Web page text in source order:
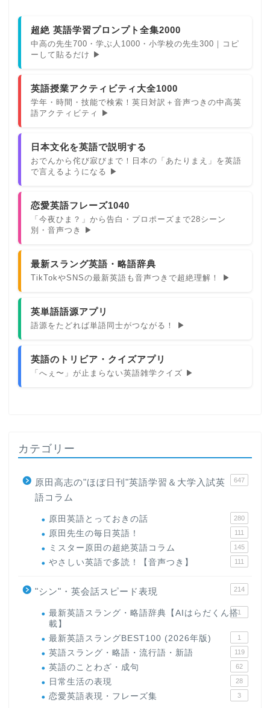
超絶 英語学習プロンプト全集2000
中高の先生700・学ぶ人1000・小学校の先生300｜コピ
ーして貼るだけ ▶
英語授業アクティビティ大全1000
学年・時間・技能で検索！英日対訳＋音声つきの中高英
語アクティビティ ▶
日本文化を英語で説明する
おでんから侘び寂びまで！日本の「あたりまえ」を英語
で言えるようになる ▶
恋愛英語フレーズ1040
「今夜ひま？」から告白・プロポーズまで28シーン
別・音声つき ▶
最新スラング英語・略語辞典
TikTokやSNSの最新英語も音声つきで超絶理解！ ▶
英単語語源アプリ
語源をたどれば単語同士がつながる！ ▶
英語のトリビア・クイズアプリ
「へぇ〜」が止まらない英語雑学クイズ ▶
カテゴリー
原田高志の"ほぼ日刊"英語学習＆大学入試英
語コラム
647
原田英語とっておきの話 280
原田先生の毎日英語！ 111
ミスター原田の超絶英語コラム 145
やさしい英語で多読！【音声つき】 111
"シン"・英会話スピード表現 214
最新英語スラング・略語辞典【AIはらだくん搭
載】
1
最新英語スラングBEST100 (2026年版) 1
英語スラング・略語・流行語・新語 119
英語のことわざ・成句 62
日常生活の表現 28
恋愛英語表現・フレーズ集 3